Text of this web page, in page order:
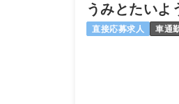
うみとたいよ
直接応募求人 車通